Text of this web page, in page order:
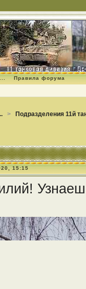
Правила форума
> Подразделения 11й
15:15